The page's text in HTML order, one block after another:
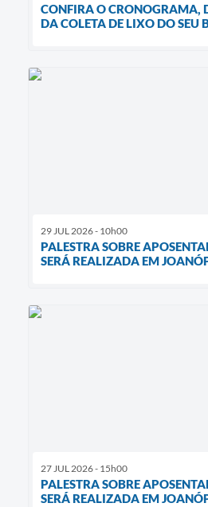
CONFIRA O CRONOGRAMA,
DA COLETA DE LIXO DO SEU
29 JUL 2026 - 10h00
PALESTRA SOBRE
SERÁ REALIZADA EM
27 JUL 2026 - 15h00
PALESTRA SOBRE
SERÁ REALIZADA EM